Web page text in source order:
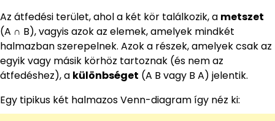
Az átfedési terület, ahol a két kör találkozik, a metszet
(A ∩ B), vagyis azok az elemek, amelyek mindkét
halmazban szerepelnek. Azok a részek, amelyek csak az
egyik vagy másik körhöz tartoznak (és nem az
átfedéshez), a különbséget (A B vagy B A) jelentik.
Egy tipikus két halmazos Venn-diagram így néz ki: